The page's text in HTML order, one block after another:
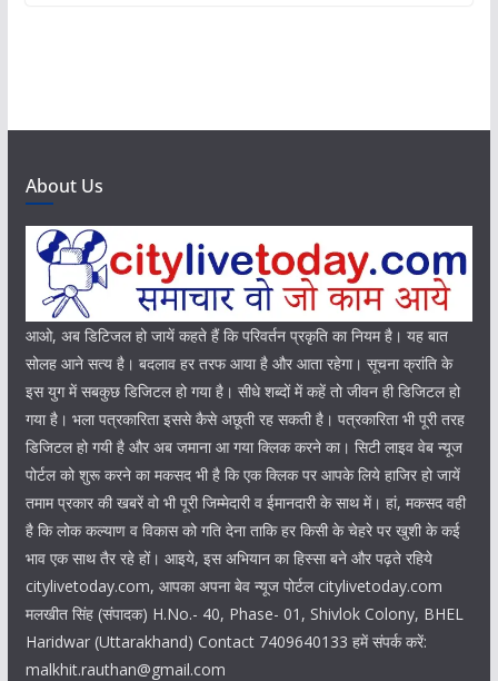
About Us
आओ, अब डिटिजल हो जायें कहते हैं कि परिवर्तन प्रकृति का नियम है। यह बात
सोलह आने सत्य है। बदलाव हर तरफ आया है और आता रहेगा। सूचना क्रांति के
इस युग में सबकुछ डिजिटल हो गया है। सीधे शब्दों में कहें तो जीवन ही डिजिटल हो
गया है। भला पत्रकारिता इससे कैसे अछूती रह सकती है। पत्रकारिता भी पूरी तरह
डिजिटल हो गयी है और अब जमाना आ गया क्लिक करने का। सिटी लाइव वेब न्यूज
पोर्टल को शुरू करने का मकसद भी है कि एक क्लिक पर आपके लिये हाजिर हो जायें
तमाम प्रकार की खबरें वो भी पूरी जिम्मेदारी व ईमानदारी के साथ में। हां, मकसद वही
है कि लोक कल्याण व विकास को गति देना ताकि हर किसी के चेहरे पर खुशी के कई
भाव एक साथ तैर रहे हों। आइये, इस अभियान का हिस्सा बने और पढ़ते रहिये
citylivetoday.com, आपका अपना बेव न्यूज पोर्टल citylivetoday.com
मलखीत सिंह (संपादक) H.No.- 40, Phase- 01, Shivlok Colony, BHEL
Haridwar (Uttarakhand) Contact 7409640133 हमें संपर्क करें:
malkhit.rauthan@gmail.com